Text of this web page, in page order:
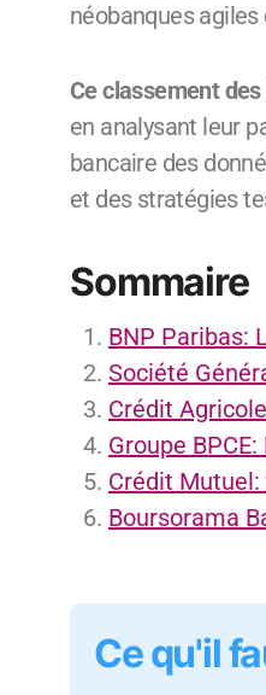
néobanques
Ce classement
en analysant leur
bancaire des
et des stratégies
Sommaire
BNP Paribas:
Société
Crédit
Groupe
Crédit
Boursorama
Ce qu'il